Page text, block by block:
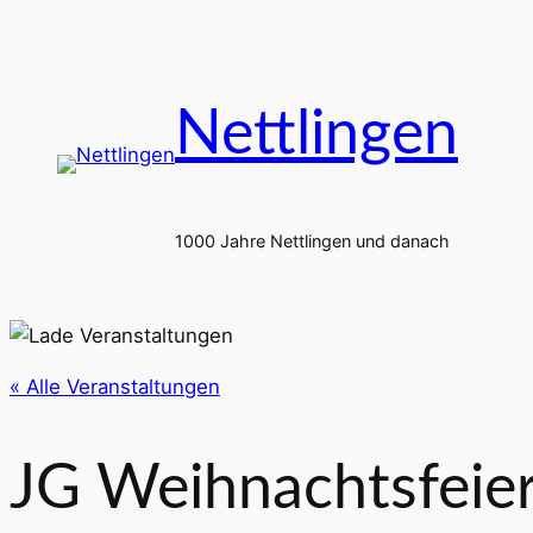
Nettlingen
1000 Jahre Nettlingen und danach
« Alle Veranstaltungen
JG